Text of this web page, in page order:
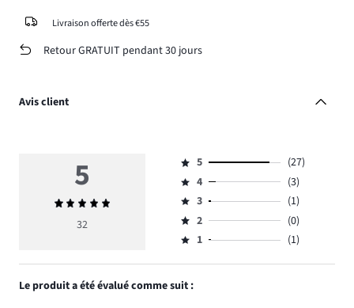
Livraison offerte dès €55
Retour GRATUIT pendant 30 jours
Avis client
5
Note
moyenne
32
Note
5,
nombre
de
votes
27.
5
(27)
Note
4,
nombre
de
3.
4
(3)
Note
3,
nombre
1.
3
(1)
Note
2,
votes
2
(0)
Note
1,
nombre
de
1 (1)
Le produit a été évalué comme suit :